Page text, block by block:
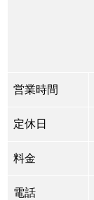
営業時間
定休日
料金
電話